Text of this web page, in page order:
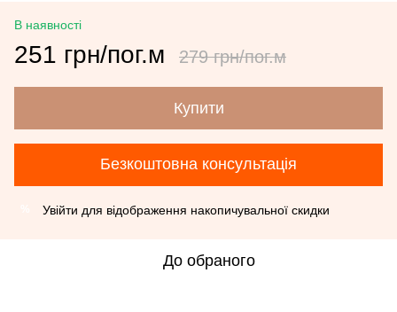
В наявності
251 грн/пог.м 279 грн/пог.м
Купити
Безкоштовна консультація
Увійти для відображення накопичувальної скидки
До обраного